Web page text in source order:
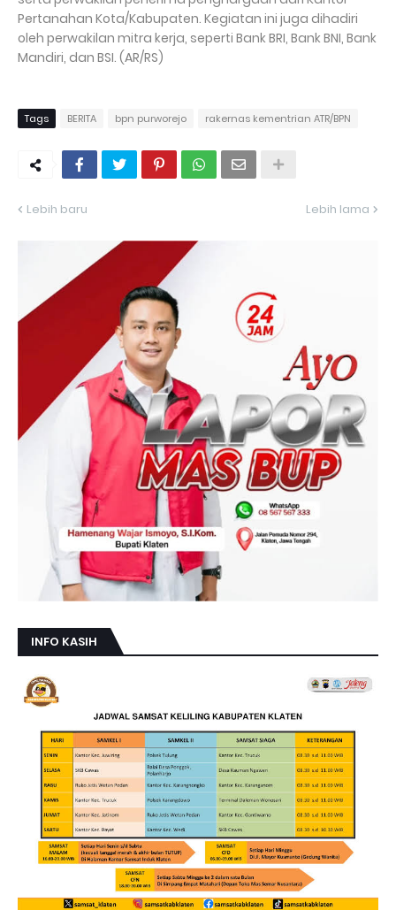
Pertanahan Kota/Kabupaten. Kegiatan ini juga dihadiri
oleh perwakilan mitra kerja, seperti Bank BRI, Bank BNI, Bank
Mandiri, dan BSI. (AR/RS)
Tags BERITA bpn purworejo rakernas kementrian ATR/BPN
Lebih baru Lebih lama
INFO KASIH